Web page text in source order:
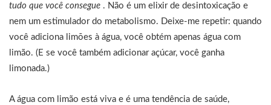
tudo que você consegue . Não é um elixir de desintoxicação e
nem um estimulador do metabolismo. Deixe-me repetir: quando
você adiciona limões à água, você obtém apenas água com
limão. (E se você também adicionar açúcar, você ganha
limonada.)
A água com limão está viva e é uma tendência de saúde,